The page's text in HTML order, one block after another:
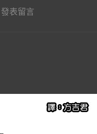
發表留言